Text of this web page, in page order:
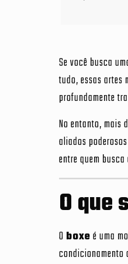
Se você busca
tudo, essas artes
profundamente
No entanto, mais
aliados
entre quem
O que
O boxeé uma
condicionamento